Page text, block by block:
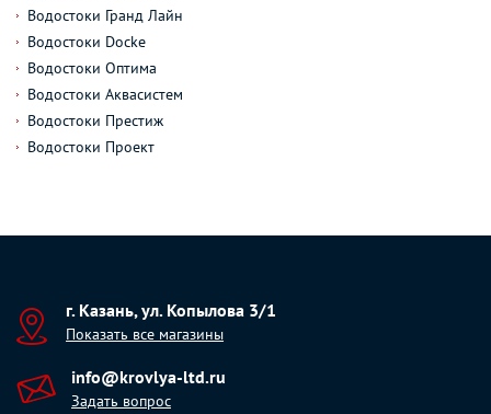
Водостоки Гранд Лайн
Водостоки Docke
Водостоки Оптима
Водостоки Аквасистем
Водостоки Престиж
Водостоки Проект
г. Казань, ул. Копылова 3/1
Показать все магазины
info@krovlya-ltd.ru
Задать вопрос